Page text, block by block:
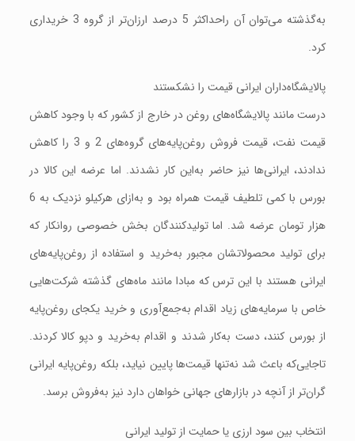
به‌گذشته می‌توان آن راحداکثر 5 درصد ارزان‌تر از گروه 3 خریداری
کرد.
پالایشگاه‌داران ایرانی قیمت را نشکستند
درست مانند پالایشگاه‌های روغن در خارج از کشور که با وجود کاهش
قیمت نفت، ‌قیمت فروش روغن‌پایه‌های گروه‌های 2 و 3 را کاهش
ندادند، ‌ایرانی‌ها نیز حاضر به‌این کار نشدند. اما عرضه این کالا در
بورس با کمی تلطیف قیمت همراه بود و به‌ازای هرکیلو نزدیک به 6
هزار تومان عرضه شد. اما تولیدکنندگان بخش خصوصی روانکار که
برای تولید محصولاتشان مجبور به‌خرید و استفاده از روغن‌پایه‌های
ایرانی هستند با این ترس که مبادا مانند ماه‌های گذشته شرکت‌هایی
خاص با سرمایه‌های زیاد اقدام به‌جمع‌آوری و خرید یکجای روغن‌پایه
از بورس کنند، ‌دست به‌کار شدند و اقدام به‌خرید و دپو کالا کردند.
تاجایی‌که باعث شد نه‌تنها قیمت‌ها پایین نیاید، بلکه روغن‌پایه ایرانی
گران‌تر از آنچه در بازارهای جهانی خواهان دارد نیز به‌فروش برسد.
انتخاب بین سود ارزی یا حمایت از تولید ایرانی